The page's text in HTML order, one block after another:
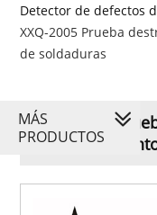
Detector de defectos
XXQ-2005 Prueba
de soldaduras
XXQ-2005
del
MÁS
PRODUCTOS